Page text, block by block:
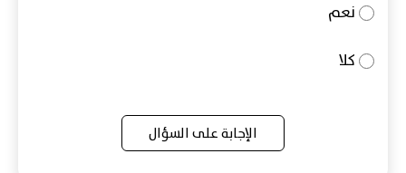
نعم
كلا
الإجابة على السؤال